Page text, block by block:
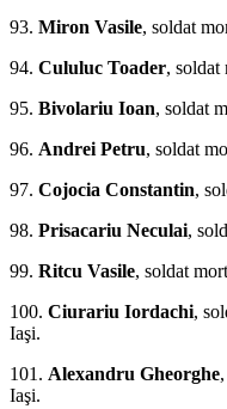
93. Miron Vasile, soldat
94. Cululuc Toader, sol­dat
95. Bivolariu Ioan, soldat
96. Andrei Petru, soldat
97. Cojocia Constantin,
98. Prisacariu Neculai,
99. Ritcu Vasile, soldat
100. Ciurariu Iordachi,
Iaşi.
101. Alexandru Gheorghe
Iaşi.